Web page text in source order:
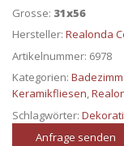
Grosse: 31x56
Hersteller: Realonda
Artikelnummer: 6978
Kategorien:
Keramikfliesen,
Schlagwörter:
Anfrage senden